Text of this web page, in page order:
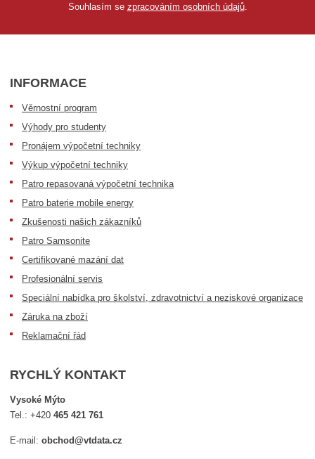
Souhlasím se zpracováním osobních údajů.
INFORMACE
Věrnostní program
Výhody pro studenty
Pronájem výpočetní techniky
Výkup výpočetní techniky
Patro repasovaná výpočetní technika
Patro baterie mobile energy
Zkušenosti našich zákazníků
Patro Samsonite
Certifikované mazání dat
Profesionální servis
Speciální nabídka pro školství, zdravotnictví a neziskové organizace
Záruka na zboží
Reklamační řád
RYCHLÝ KONTAKT
Vysoké Mýto
Tel.:+420465 421 761
E-mail:obchod@vtdata.cz